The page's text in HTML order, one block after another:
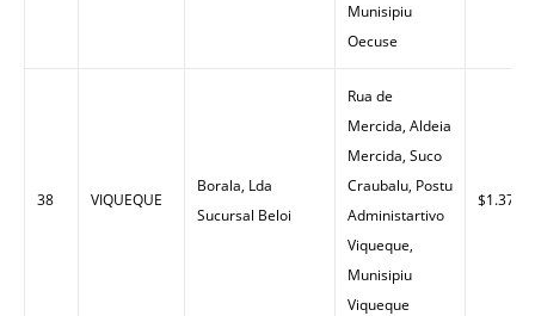
Munisipiu
Oecuse
38 VIQUEQUE
Borala, Lda
Sucursal Beloi
Rua de
Mercida, Aldeia
Mercida, Suco
Craubalu, Postu
Administartivo
Viqueque,
Munisipiu
Viqueque
$1.37